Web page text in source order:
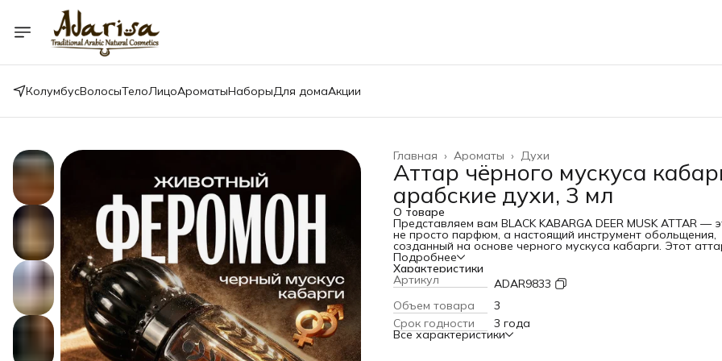
КолумбусВолосыТелоЛицоАроматыНаборыДля домаАкции
Духи
Ароматы ›
Главная ›
Аттар чёрного мускуса
арабские духи, 3 мл
О товаре
Представляем вам BLACK KABARGA DEER MUSK ATTAR —
не просто парфюм, а настоящий инструмент обольщения,
созданный на основе черного мускуса кабарги. Этот
родом из Кувейта отличается премиальным качеством и
гипнотическим, «живым» звучанием, которое приковывает
внимание и надолго остается в памяти.
Уникальность и эксклюзивность сырья В основе аттара —
редчайший черный мускус, добываемый гуманным
на специализированных фермах Аравийского
Это элитное сырье с тысячелетней историей используется
парфюмерии высшего уровня и ценится за сложность,
Подробнее
Характеристики
Артикул
ADAR9833
Объем товара
3
Срок годности
3 года
Все характеристики